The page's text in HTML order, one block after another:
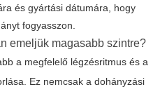
és gyártási dátumára, hogy
fogyasszon.
emeljük magasabb szintre?
a megfelelő légzésritmus és a
Ez nemcsak a dohányzási